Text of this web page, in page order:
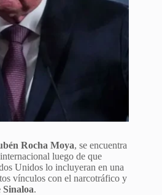
Rocha Moya, se encuentra
luego de que
Unidos lo incluyeran en una
vínculos con el narcotráfico y
.